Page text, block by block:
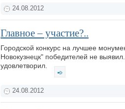
24.08.2012
Главное – участие?..
Городской конкурс на лучшее
Новокузнецк" победителей не
удовлетворил.
24.08.2012